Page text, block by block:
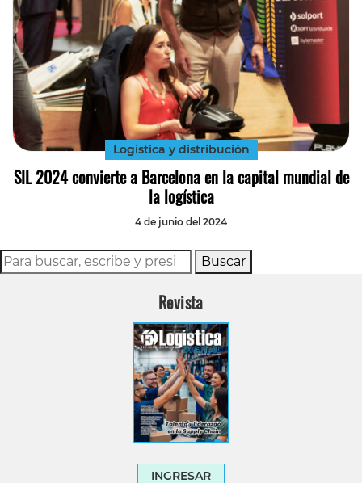
Logística y distribución
SIL 2024 convierte a Barcelona en la capital mundial de
la logística
4 de junio del 2024
Buscar
Revista
INGRESAR